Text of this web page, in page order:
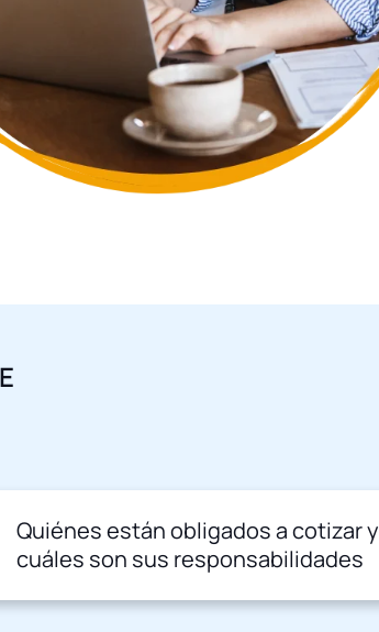
Quiénes están obligados a cotizar y
cuáles son sus responsabilidades